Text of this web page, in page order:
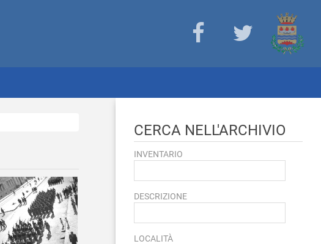
CERCA NELL'ARCHIVIO
INVENTARIO
DESCRIZIONE
LOCALITÀ